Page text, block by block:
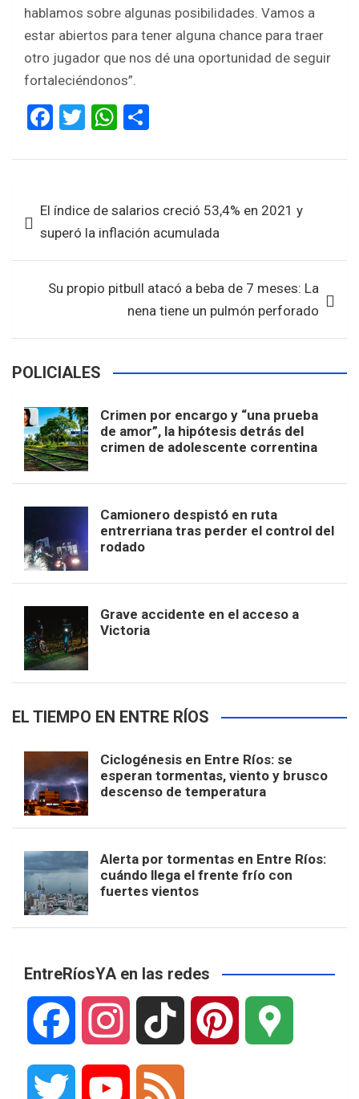
hablamos sobre algunas posibilidades. Vamos a
estar abiertos para tener alguna chance para traer
otro jugador que nos dé una oportunidad de seguir
fortaleciéndonos”.
F
ce
o
o
k
T
tt
W
at
A
p
p
ar
de
entradas
El índice de salarios creció 53,4% en 2021 y
superó la inflación acumulada
Su propio pitbull atacó a beba de 7 meses: La
nena tiene un pulmón perforado
POLICIALES
Crimen por encargo y “una prueba
de amor”, la hipótesis detrás del
crimen de adolescente correntina
Camionero despistó en ruta
entrerriana tras perder el control del
rodado
Grave accidente en el acceso a
Victoria
EL TIEMPO EN ENTRE RÍOS
Ciclogénesis en Entre Ríos: se
esperan tormentas, viento y brusco
descenso de temperatura
Alerta por tormentas en Entre Ríos:
cuándo llega el frente frío con
fuertes vientos
EntreRíosYA en las redes